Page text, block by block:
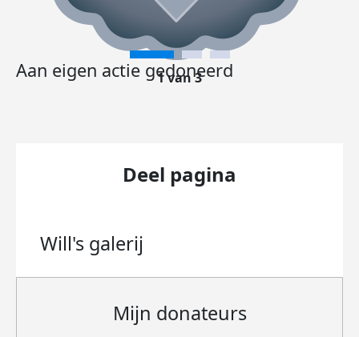
Aan eigen actie gedoneerd
1 van 3
Deel pagina
Will's galerij
Mijn donateurs